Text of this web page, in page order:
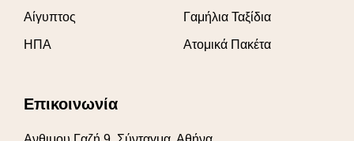
Αίγυπτος
ΗΠΑ
Γαμήλια Ταξίδια
Ατομικά Πακέτα
Επικοινωνία